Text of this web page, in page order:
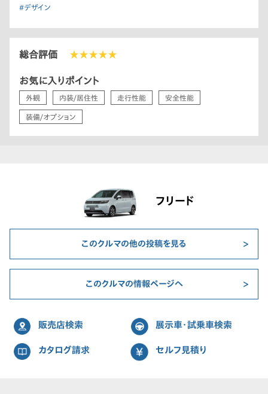
#デザイン
総合評価 ★★★★★
お気に入りポイント
外観 内装/居住性 走行性能 安全性能
装備/オプション
フリード
このクルマの他の投稿を見る
このクルマの情報ページへ
販売店検索 展示車・試乗車検索
カタログ請求 セルフ見積り